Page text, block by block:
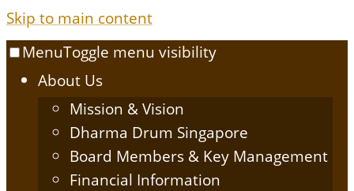
Skip to main content
MenuToggle menu visibility
About Us
Mission & Vision
Dharma Drum Singapore
Board Members & Key Management
Financial Information